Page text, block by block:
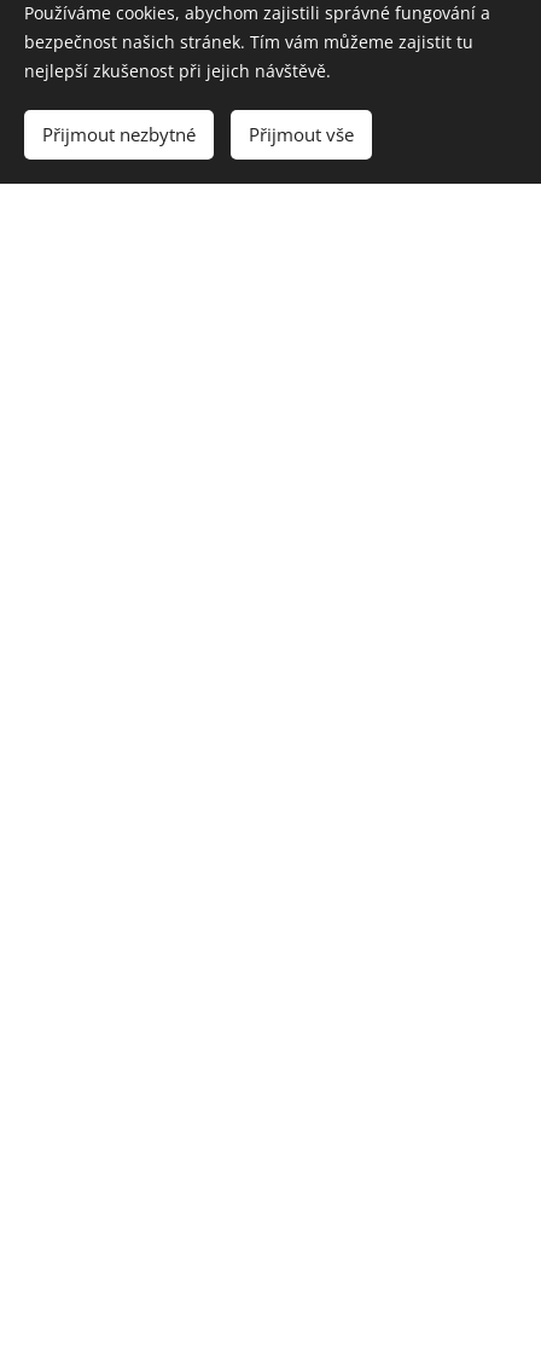
Používáme cookies, abychom zajistili správné fungování a
bezpečnost našich stránek. Tím vám můžeme zajistit tu
nejlepší zkušenost při jejich návštěvě.
Přijmout nezbytné Přijmout vše